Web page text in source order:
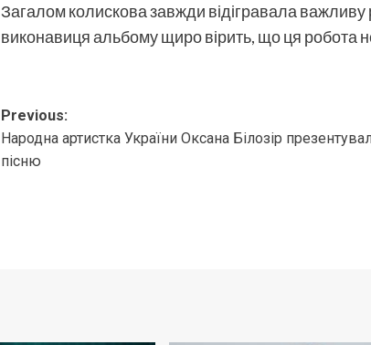
Загалом колискова завжди відігравала важливу
виконавиця альбому щиро вірить, що ця робота
Post
navigation
Previous:
Народна артистка України Оксана Білозір
пісню